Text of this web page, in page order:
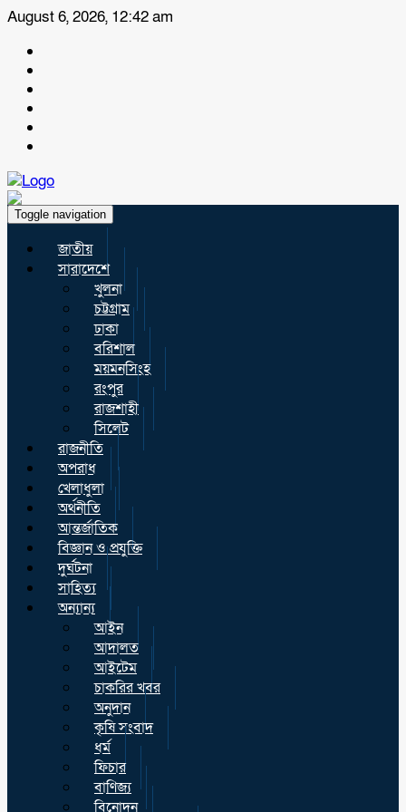
August 6, 2026, 12:42 am
Toggle navigation
জাতীয়
সারাদেশে
খুলনা
চট্টগ্রাম
ঢাকা
বরিশাল
ময়মনসিংহ
রংপুর
রাজশাহী
সিলেট
রাজনীতি
অপরাধ
খেলাধুলা
অর্থনীতি
আন্তর্জাতিক
বিজ্ঞান ও প্রযুক্তি
দুর্ঘটনা
সাহিত্য
অন্যান্য
আইন
আদালত
আইটেম
চাকরির খবর
অনুদান
কৃষি সংবাদ
ধর্ম
ফিচার
বাণিজ্য
বিনোদন